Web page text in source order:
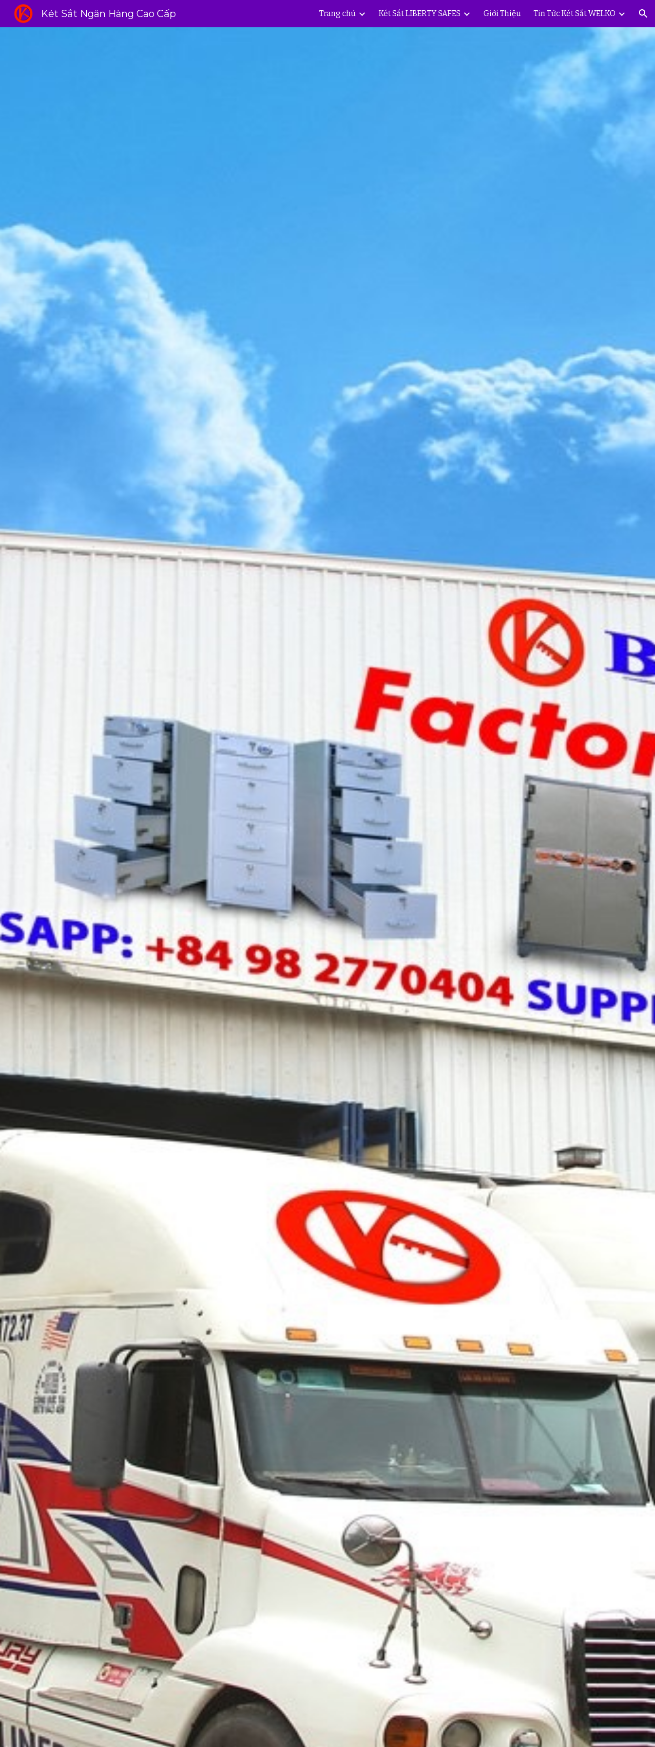
Skip to navigation
Két Sắt Ngân Hàng Cao Cấp Trang chủ Két Sắt LIBERTY SAFES Giới Thiệu Tin Tức Két Sắt WELKO